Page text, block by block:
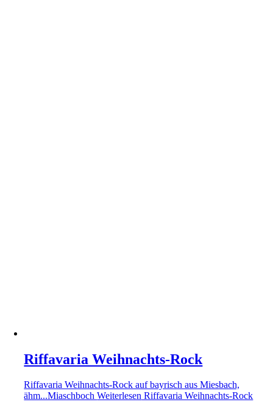
Riffavaria Weihnachts-Rock
Riffavaria Weihnachts-Rock auf bayrisch aus Miesbach,
ähm...MiaschbochWeiterlesen Riffavaria Weihnachts-Rock